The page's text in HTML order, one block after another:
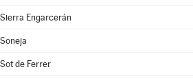
Sierra Engarcerán
Soneja
Sot de Ferrer